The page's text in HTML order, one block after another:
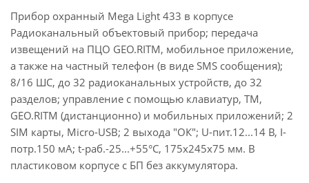
Прибор охранный Mega Light 433 в корпусе
Радиоканальный объектовый прибор; передача
извещений на ПЦО GEO.RITM, мобильное приложение,
а также на частный телефон (в виде SMS сообщения);
8/16 ШС, до 32 радиоканальных устройств, до 32
разделов; управление с помощью клавиатур, ТМ,
GEO.RITM (дистанционно) и мобильных приложений; 2
SIM карты, Micro-USB; 2 выхода "ОК"; U-пит.12...14 В, I-
потр.150 мА; t-раб.-25...+55°С, 175x245x75 мм. В
пластиковом корпусе с БП без аккумулятора.